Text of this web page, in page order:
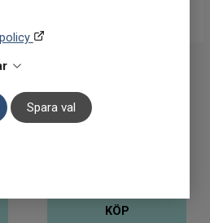
Spara val
+
Holistic D3 2000 IE 90
KÖP